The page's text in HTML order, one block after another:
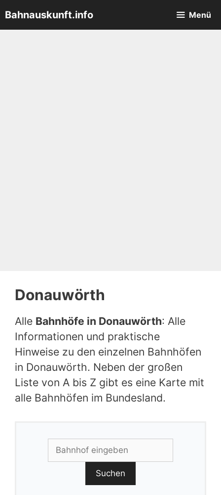
Inhalt
springen
Bahnauskunft.info Menü
Donauwörth
Alle Bahnhöfe in Donauwörth: Alle
Informationen und praktische
Hinweise zu den einzelnen Bahnhöfen
in Donauwörth. Neben der großen
Liste von A bis Z gibt es eine Karte mit
alle Bahnhöfen im Bundesland.
Suchen